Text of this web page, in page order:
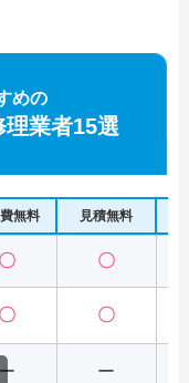
めの
理業者15選
無料 見積無料
〇 〇
〇 〇
ー ー